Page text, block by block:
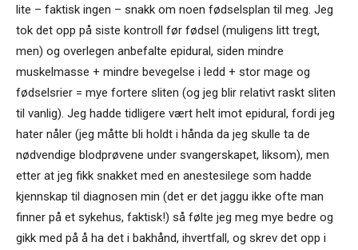
lite – faktisk ingen – snakk om noen fødselsplan til meg. Jeg
tok det opp på siste kontroll før fødsel (muligens litt tregt,
men) og overlegen anbefalte epidural, siden mindre
muskelmasse + mindre bevegelse i ledd + stor mage og
fødselsrier = mye fortere sliten (og jeg blir relativt raskt sliten
til vanlig). Jeg hadde tidligere vært helt imot epidural, fordi jeg
hater nåler (jeg måtte bli holdt i hånda da jeg skulle ta de
nødvendige blodprøvene under svangerskapet, liksom), men
etter at jeg fikk snakket med en anestesilege som hadde
kjennskap til diagnosen min (det er det jaggu ikke ofte man
finner på et sykehus, faktisk!) så følte jeg meg mye bedre og
gikk med på å ha det i bakhånd, ihvertfall, og skrev det opp i